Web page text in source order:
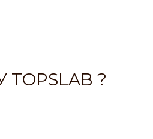
?